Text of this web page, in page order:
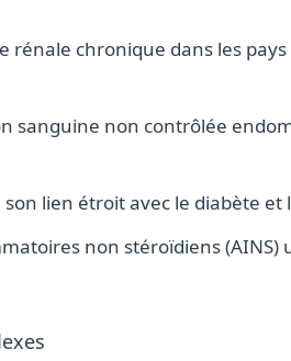
rénale chronique dans les
sanguine non contrôlée
lien étroit avec le diabète et
non stéroïdiens